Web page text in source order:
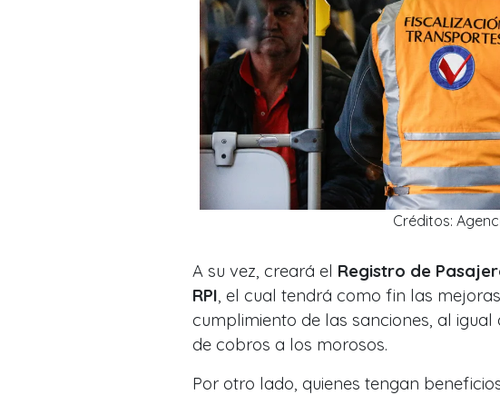
Créditos:
A su vez, creará el Registro de
RPI, el cual tendrá como fin las
cumplimiento de las sanciones, al
de cobros a los morosos.
Por otro lado, quienes tengan